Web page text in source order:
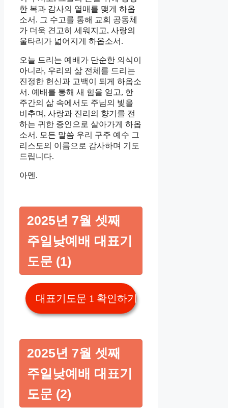
한 복과 감사의 열매를 맺게 하옵
소서. 그 수고를 통해 교회 공동체
가 더욱 견고히 세워지고, 사랑의
울타리가 넓어지게 하옵소서.
오늘 드리는 예배가 단순한 의식이
아니라, 우리의 삶 전체를 드리는
진정한 헌신과 고백이 되게 하옵소
서. 예배를 통해 새 힘을 얻고, 한
주간의 삶 속에서도 주님의 빛을
비추며, 사랑과 진리의 향기를 전
하는 귀한 증인으로 살아가게 하옵
소서. 모든 말씀 우리 구주 예수 그
리스도의 이름으로 감사하며 기도
드립니다.
아멘.
2025년 7월 셋째
주일낮예배 대표기
도문 (1)
대표기도문 1 확인하기👆️
2025년 7월 셋째
주일낮예배 대표기
도문 (2)